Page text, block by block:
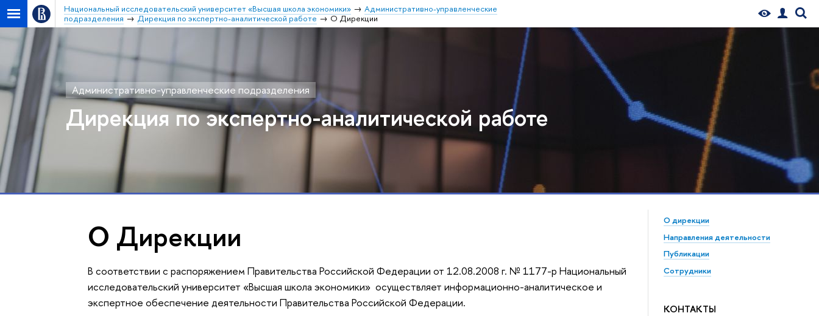
Национальный исследовательский университет «Высшая школа экономики»
Административно-управленческие
подразделения
Дирекция по экспертно-аналитической работе О Дирекции
Административно-управленческие подразделения
Дирекция по экспертно-аналитической работе
О дирекции
Направления деятельности
Публикации
Сотрудники
КОНТАКТЫ
О Дирекции
В соответствии с распоряжением Правительства Российской Федерации от 12.08.2008 г. № 1177-р Национальный
исследовательский университет «Высшая школа экономики» осуществляет информационно-аналитическое и
экспертное обеспечение деятельности Правительства Российской Федерации.